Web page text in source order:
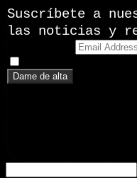
Suscríbete a
las noticias y